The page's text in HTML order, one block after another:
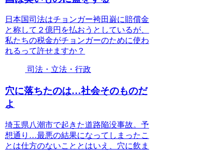
日本国司法はチョンガー袴田巌に賠償金
と称して２億円を払おうとしているが、
私たちの税金がチョンガーのために使わ
れるって許せますか？
司法・立法・行政
穴に落ちたのは…社会そのものだ
よ
埼玉県八潮市で起きた道路陥没事故。予
想通り…最悪の結果になってしまったこ
とは仕方のないこととはいえ、穴に飲ま